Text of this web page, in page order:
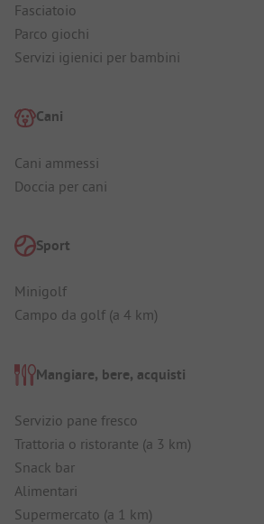
Fasciatoio
Parco giochi
Servizi igienici per bambini
Cani
Cani ammessi
Doccia per cani
Sport
Minigolf
Campo da golf (a 4 km)
Mangiare, bere, acquisti
Servizio pane fresco
Trattoria o ristorante (a 3 km)
Snack bar
Alimentari
Supermercato (a 1 km)